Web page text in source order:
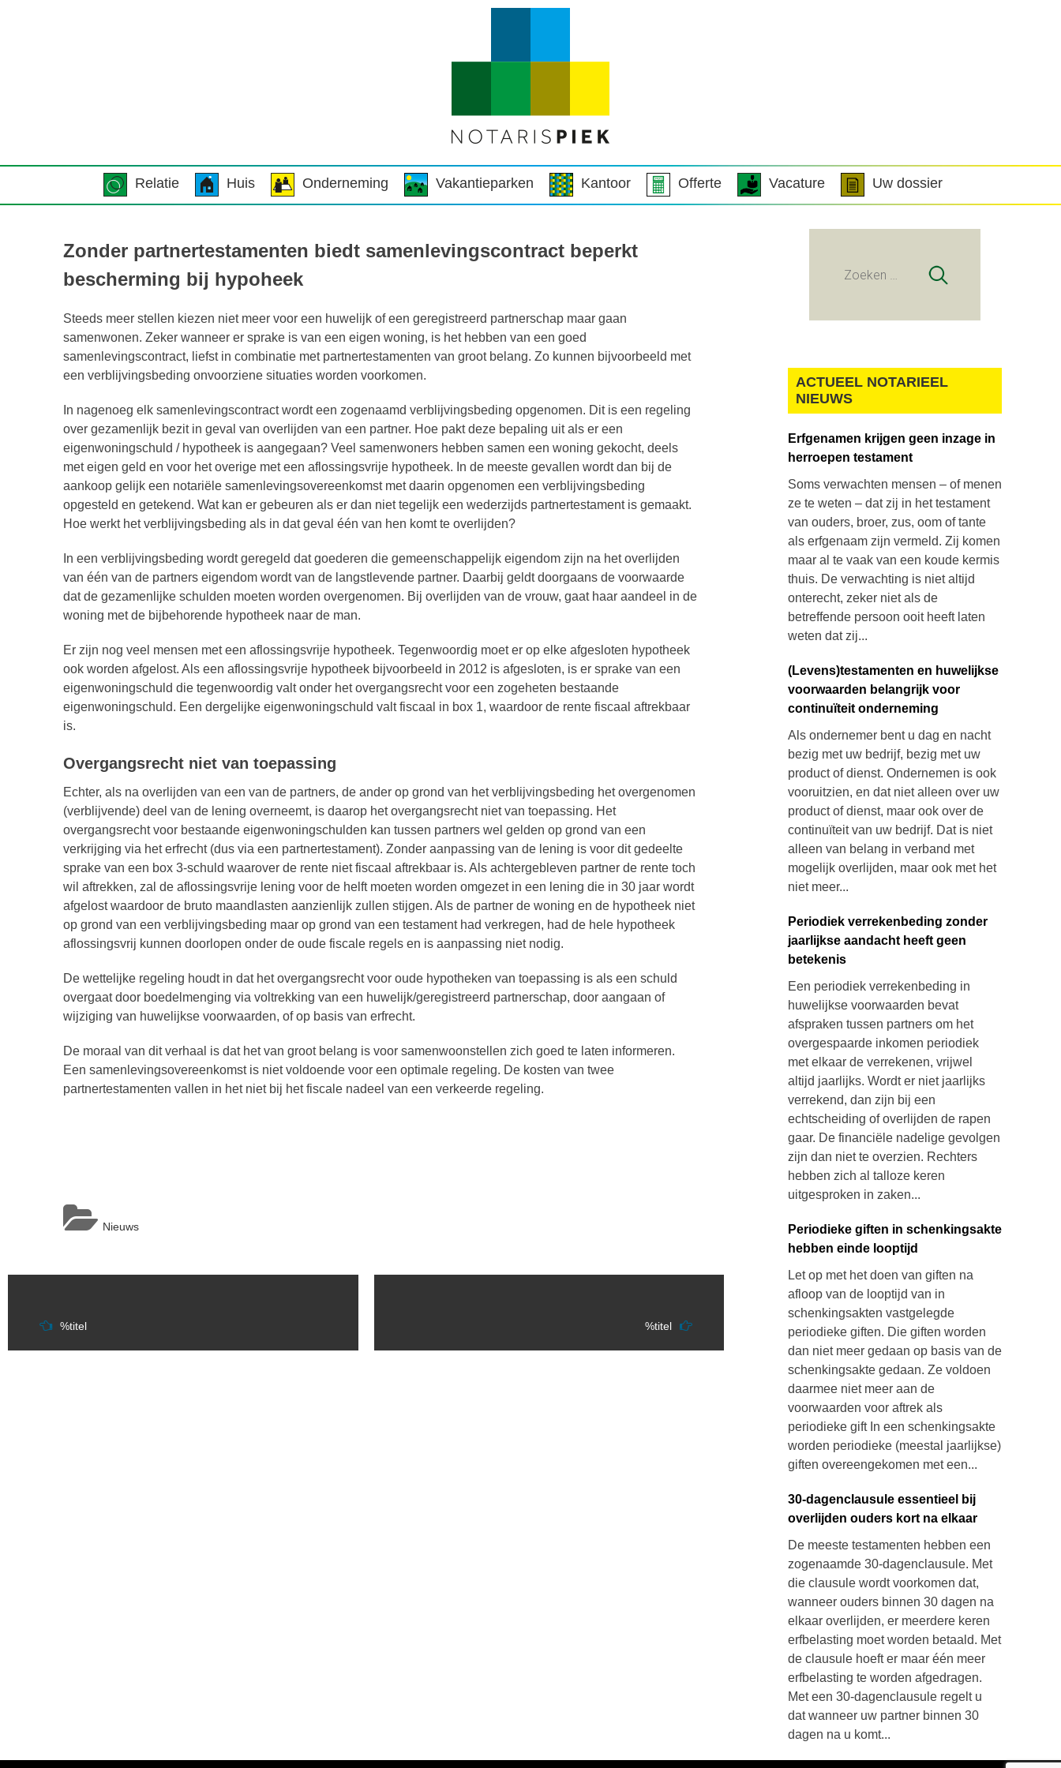
Relatie Huis Onderneming Vakantieparken Kantoor Offerte Vacature Uw dossier
Zonder partnertestamenten biedt samenlevingscontract beperkt
bescherming bij hypoheek
Steeds meer stellen kiezen niet meer voor een huwelijk of een geregistreerd partnerschap maar gaan
samenwonen. Zeker wanneer er sprake is van een eigen woning, is het hebben van een goed
samenlevingscontract, liefst in combinatie met partnertestamenten van groot belang. Zo kunnen bijvoorbeeld met
een verblijvingsbeding onvoorziene situaties worden voorkomen.
In nagenoeg elk samenlevingscontract wordt een zogenaamd verblijvingsbeding opgenomen. Dit is een regeling
over gezamenlijk bezit in geval van overlijden van een partner. Hoe pakt deze bepaling uit als er een
eigenwoningschuld / hypotheek is aangegaan? Veel samenwoners hebben samen een woning gekocht, deels
met eigen geld en voor het overige met een aflossingsvrije hypotheek. In de meeste gevallen wordt dan bij de
aankoop gelijk een notariële samenlevingsovereenkomst met daarin opgenomen een verblijvingsbeding
opgesteld en getekend. Wat kan er gebeuren als er dan niet tegelijk een wederzijds partnertestament is gemaakt.
Hoe werkt het verblijvingsbeding als in dat geval één van hen komt te overlijden?
In een verblijvingsbeding wordt geregeld dat goederen die gemeenschappelijk eigendom zijn na het overlijden
van één van de partners eigendom wordt van de langstlevende partner. Daarbij geldt doorgaans de voorwaarde
dat de gezamenlijke schulden moeten worden overgenomen. Bij overlijden van de vrouw, gaat haar aandeel in de
woning met de bijbehorende hypotheek naar de man.
Er zijn nog veel mensen met een aflossingsvrije hypotheek. Tegenwoordig moet er op elke afgesloten hypotheek
ook worden afgelost. Als een aflossingsvrije hypotheek bijvoorbeeld in 2012 is afgesloten, is er sprake van een
eigenwoningschuld die tegenwoordig valt onder het overgangsrecht voor een zogeheten bestaande
eigenwoningschuld. Een dergelijke eigenwoningschuld valt fiscaal in box 1, waardoor de rente fiscaal aftrekbaar
is.
Overgangsrecht niet van toepassing
Echter, als na overlijden van een van de partners, de ander op grond van het verblijvingsbeding het overgenomen
(verblijvende) deel van de lening overneemt, is daarop het overgangsrecht niet van toepassing. Het
overgangsrecht voor bestaande eigenwoningschulden kan tussen partners wel gelden op grond van een
verkrijging via het erfrecht (dus via een partnertestament). Zonder aanpassing van de lening is voor dit gedeelte
sprake van een box 3-schuld waarover de rente niet fiscaal aftrekbaar is. Als achtergebleven partner de rente toch
wil aftrekken, zal de aflossingsvrije lening voor de helft moeten worden omgezet in een lening die in 30 jaar wordt
afgelost waardoor de bruto maandlasten aanzienlijk zullen stijgen. Als de partner de woning en de hypotheek niet
op grond van een verblijvingsbeding maar op grond van een testament had verkregen, had de hele hypotheek
aflossingsvrij kunnen doorlopen onder de oude fiscale regels en is aanpassing niet nodig.
De wettelijke regeling houdt in dat het overgangsrecht voor oude hypotheken van toepassing is als een schuld
overgaat door boedelmenging via voltrekking van een huwelijk/geregistreerd partnerschap, door aangaan of
wijziging van huwelijkse voorwaarden, of op basis van erfrecht.
De moraal van dit verhaal is dat het van groot belang is voor samenwoonstellen zich goed te laten informeren.
Een samenlevingsovereenkomst is niet voldoende voor een optimale regeling. De kosten van twee
partnertestamenten vallen in het niet bij het fiscale nadeel van een verkeerde regeling.
Nieuws
Berichtnavigatie
%titel %titel
Zoeken
ACTUEEL NOTARIEEL
NIEUWS
Erfgenamen krijgen geen inzage in
herroepen testament
Soms verwachten mensen – of menen
ze te weten – dat zij in het testament
van ouders, broer, zus, oom of tante
als erfgenaam zijn vermeld. Zij komen
maar al te vaak van een koude kermis
thuis. De verwachting is niet altijd
onterecht, zeker niet als de
betreffende persoon ooit heeft laten
weten dat zij...
(Levens)testamenten en huwelijkse
voorwaarden belangrijk voor
continuïteit onderneming
Als ondernemer bent u dag en nacht
bezig met uw bedrijf, bezig met uw
product of dienst. Ondernemen is ook
vooruitzien, en dat niet alleen over uw
product of dienst, maar ook over de
continuïteit van uw bedrijf. Dat is niet
alleen van belang in verband met
mogelijk overlijden, maar ook met het
niet meer...
Periodiek verrekenbeding zonder
jaarlijkse aandacht heeft geen
betekenis
Een periodiek verrekenbeding in
huwelijkse voorwaarden bevat
afspraken tussen partners om het
overgespaarde inkomen periodiek
met elkaar de verrekenen, vrijwel
altijd jaarlijks. Wordt er niet jaarlijks
verrekend, dan zijn bij een
echtscheiding of overlijden de rapen
gaar. De financiële nadelige gevolgen
zijn dan niet te overzien. Rechters
hebben zich al talloze keren
uitgesproken in zaken...
Periodieke giften in schenkingsakte
hebben einde looptijd
Let op met het doen van giften na
afloop van de looptijd van in
schenkingsakten vastgelegde
periodieke giften. Die giften worden
dan niet meer gedaan op basis van de
schenkingsakte gedaan. Ze voldoen
daarmee niet meer aan de
voorwaarden voor aftrek als
periodieke gift In een schenkingsakte
worden periodieke (meestal jaarlijkse)
giften overeengekomen met een...
30-dagenclausule essentieel bij
overlijden ouders kort na elkaar
De meeste testamenten hebben een
zogenaamde 30-dagenclausule. Met
die clausule wordt voorkomen dat,
wanneer ouders binnen 30 dagen na
elkaar overlijden, er meerdere keren
erfbelasting moet worden betaald. Met
de clausule hoeft er maar één meer
erfbelasting te worden afgedragen.
Met een 30-dagenclausule regelt u
dat wanneer uw partner binnen 30
dagen na u komt...